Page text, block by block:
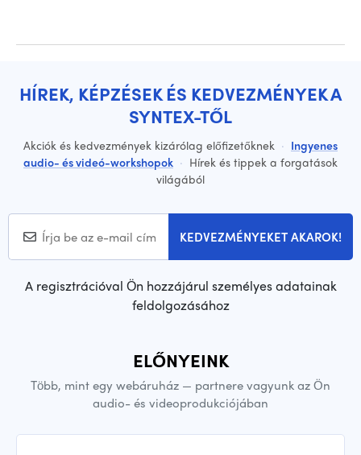
HÍREK, KÉPZÉSEK ÉS KEDVEZMÉNYEK A
SYNTEX-TŐL
Akciók és kedvezmények kizárólag előfizetőknek · Ingyenes
audio- és videó-workshopok · Hírek és tippek a forgatások
világából
KEDVEZMÉNYEKET AKAROK!
A regisztrációval Ön hozzájárul személyes adatainak
feldolgozásához
ELŐNYEINK
Több, mint egy webáruház — partnere vagyunk az Ön
audio- és videoprodukciójában